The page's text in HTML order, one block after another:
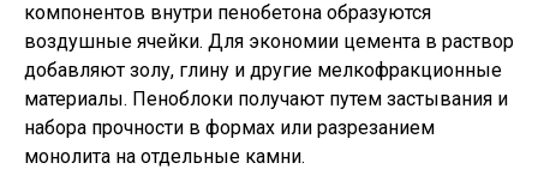
компонентов внутри пенобетона образуются
воздушные ячейки. Для экономии цемента в раствор
добавляют золу, глину и другие мелкофракционные
материалы. Пеноблоки получают путем застывания и
набора прочности в формах или разрезанием
монолита на отдельные камни.